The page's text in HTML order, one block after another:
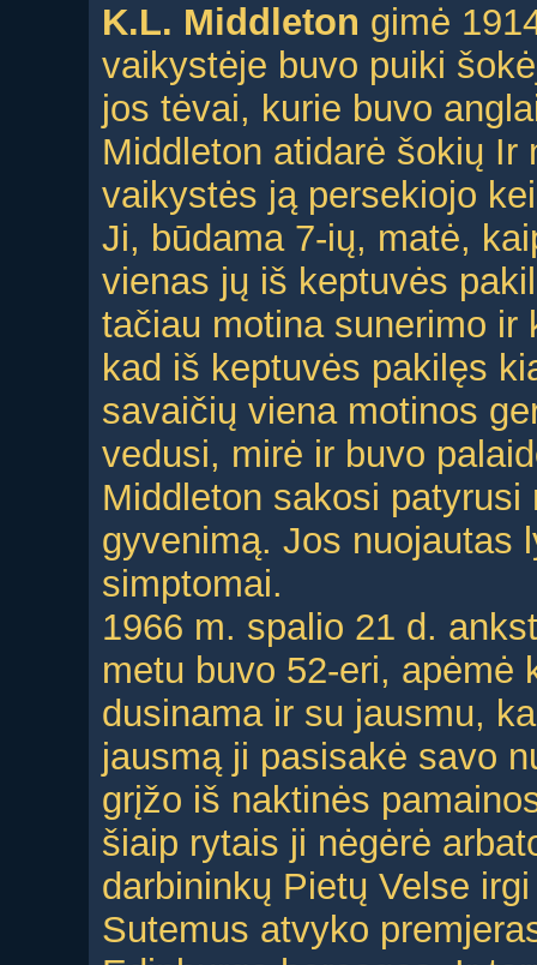
K.L. Middleton gimė
vaikystėje buvo puiki
jos tėvai, kurie buvo
Middleton atidarė šokių
vaikystės ją persekiojo
Ji, būdama 7-ių, matė,
vienas jų iš keptuvės
tačiau motina sunerimo ir
kad iš keptuvės pakilęs
savaičių viena motinos
vedusi, mirė ir buvo
Middleton sakosi
gyvenimą. Jos nuojautas
simptomai.
1966 m. spalio 21 d.
metu buvo 52-eri, apėmė
dusinama ir su jausmu,
jausmą ji pasisakė savo
grįžo iš naktinės
šiaip rytais ji nėgėrė
darbininkų Pietų Velse
Sutemus atvyko